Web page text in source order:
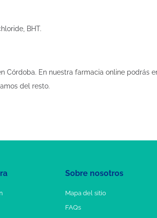
BHT.
Córdoba. En nuestrafarmacia online podrás
del resto.
Sobre nosotros
Mapa del sitio
FAQs